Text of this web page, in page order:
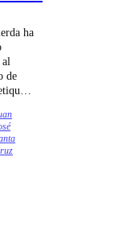
ha
de